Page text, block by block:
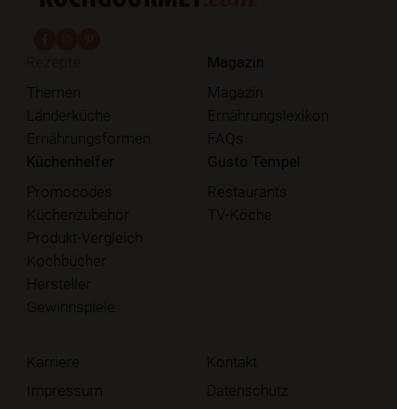
Themen
Länderküche
Ernährungsformen
Magazin
Magazin
Ernährungslexikon
FAQs
Küchenhelfer
Promocodes
Küchenzubehör
Produkt-Vergleich
Kochbücher
Hersteller
Gewinnspiele
Gusto Tempel
Restaurants
TV-Köche
Karriere
Kontakt
Impressum
Datenschutz